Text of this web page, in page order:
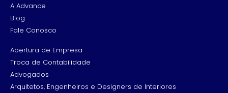
A Advance
Blog
Fale Conosco
Abertura de Empresa
Troca de Contabilidade
Advogados
Arquitetos, Engenheiros e Designers de Interiores